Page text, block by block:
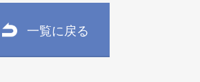
一覧に戻る